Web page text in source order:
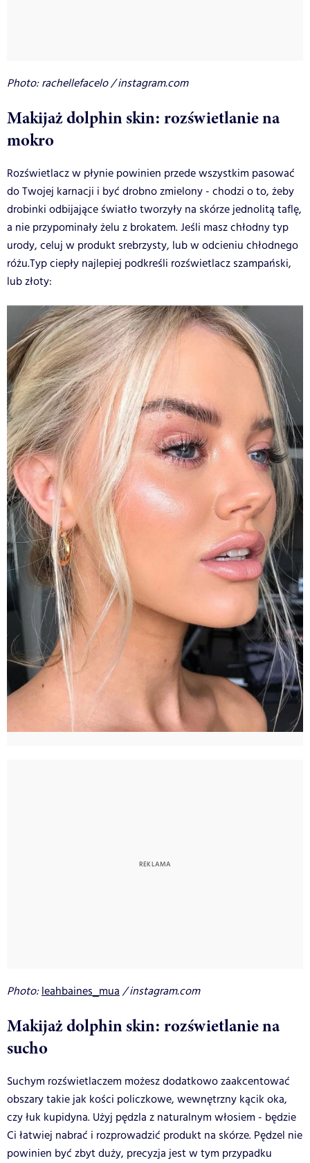
Photo: rachellefacelo / instagram.com
Makijaż dolphin skin: rozświetlanie na
mokro
Rozświetlacz w płynie powinien przede wszystkim pasować
do Twojej karnacji i być drobno zmielony - chodzi o to, żeby
drobinki odbijające światło tworzyły na skórze jednolitą taflę,
a nie przypominały żelu z brokatem. Jeśli masz chłodny typ
urody, celuj w produkt srebrzysty, lub w odcieniu chłodnego
różu.Typ ciepły najlepiej podkreśli rozświetlacz szampański,
lub złoty:
Photo:leahbaines_mua/ instagram.com
Makijaż dolphin skin: rozświetlanie na
sucho
Suchym rozświetlaczem możesz dodatkowo zaakcentować
obszary takie jak kości policzkowe, wewnętrzny kącik oka,
czy łuk kupidyna. Użyj pędzla z naturalnym włosiem - będzie
Ci łatwiej nabrać i rozprowadzić produkt na skórze. Pędzel nie
powinien być zbyt duży, precyzja jest w tym przypadku